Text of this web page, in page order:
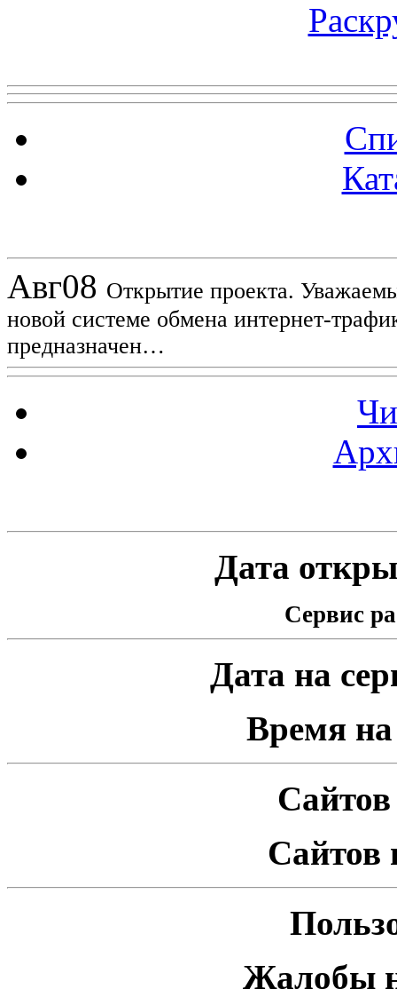
Авг08 Открытие проекта.
новой системе обмена интернет-
предназначен…
Дата
Сервис
Дата на
Время на
Сайтов
Жалобы